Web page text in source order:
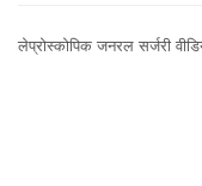
लेप्रोस्कोपिक जनरल सर्जरी